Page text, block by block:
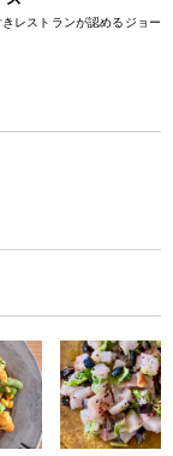
レストランが認めるジョー